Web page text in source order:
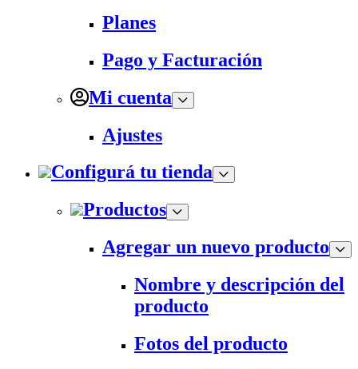
Planes
Pago y Facturación
Mi cuenta
Ajustes
Configurá tu tienda
Productos
Agregar un nuevo producto
Nombre y descripción del
producto
Fotos del producto